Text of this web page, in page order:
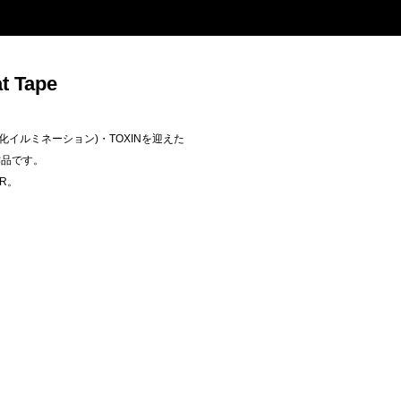
Tape
イルミネーション)・TOXINを迎えた
です。